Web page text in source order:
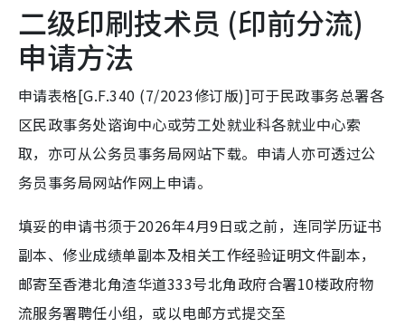
二级印刷技术员 (印前分流)
申请方法
申请表格[G.F.340 (7/2023修订版)]可于民政事务总署各
区民政事务处谘询中心或劳工处就业科各就业中心索
取，亦可从公务员事务局网站下载。申请人亦可透过公
务员事务局网站作网上申请。
填妥的申请书须于2026年4月9日或之前，连同学历证书
副本、修业成绩单副本及相关工作经验证明文件副本，
邮寄至香港北角渣华道333号北角政府合署10楼政府物
流服务署聘任小组，或以电邮方式提交至